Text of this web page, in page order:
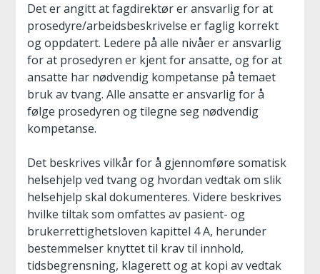
Det er angitt at fagdirektør er ansvarlig for at
prosedyre/arbeidsbeskrivelse er faglig korrekt
og oppdatert. Ledere på alle nivåer er ansvarlig
for at prosedyren er kjent for ansatte, og for at
ansatte har nødvendig kompetanse på temaet
bruk av tvang. Alle ansatte er ansvarlig for å
følge prosedyren og tilegne seg nødvendig
kompetanse.
Det beskrives vilkår for å gjennomføre somatisk
helsehjelp ved tvang og hvordan vedtak om slik
helsehjelp skal dokumenteres. Videre beskrives
hvilke tiltak som omfattes av pasient- og
brukerrettighetsloven kapittel 4 A, herunder
bestemmelser knyttet til krav til innhold,
tidsbegrensning, klagerett og at kopi av vedtak